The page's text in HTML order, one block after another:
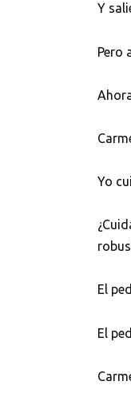
Y
Pero
Yo
El
El